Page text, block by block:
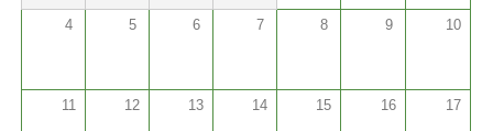
4 5 6 7 8 9 10
11 12 13 14 15 16 17